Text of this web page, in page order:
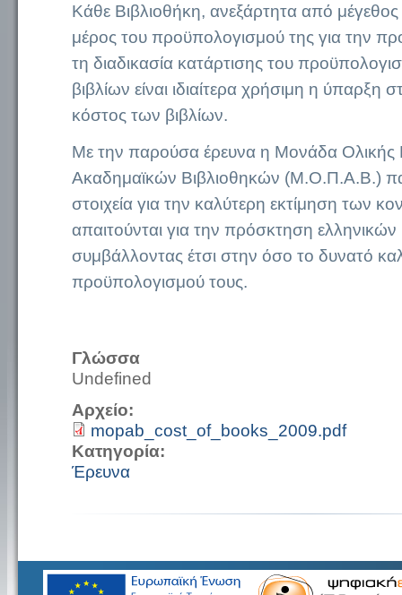
Κάθε Βιβλιοθήκη, ανεξάρτητα από μέγεθος
μέρος του προϋπολογισμού της για την
τη διαδικασία κατάρτισης του
βιβλίων είναι ιδιαίτερα χρήσιμη η ύπαρξη
κόστος των βιβλίων.
Με την παρούσα έρευνα η Μονάδα Ολικής
Ακαδημαϊκών Βιβλιοθηκών (Μ.Ο.Π.Α.Β.)
στοιχεία για την καλύτερη εκτίμηση των
απαιτούνται για την πρόσκτηση ελληνικών
συμβάλλοντας έτσι στην όσο το δυνατό
προϋπολογισμού τους.
Γλώσσα
Undefined
Αρχείο:
mopab_cost_of_books_2009.pdf
Κατηγορία:
Έρευνα